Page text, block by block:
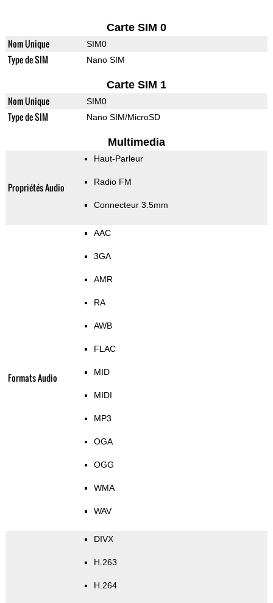
Carte SIM 0
Nom Unique SIM0
Type de SIM Nano SIM
Carte SIM 1
Nom Unique SIM0
Type de SIM Nano SIM/MicroSD
Multimedia
Propriétés Audio
Haut-Parleur
Radio FM
Connecteur 3.5mm
Formats Audio
AAC
3GA
AMR
RA
AWB
FLAC
MID
MIDI
MP3
OGA
OGG
WMA
WAV
DIVX
H.263
H.264